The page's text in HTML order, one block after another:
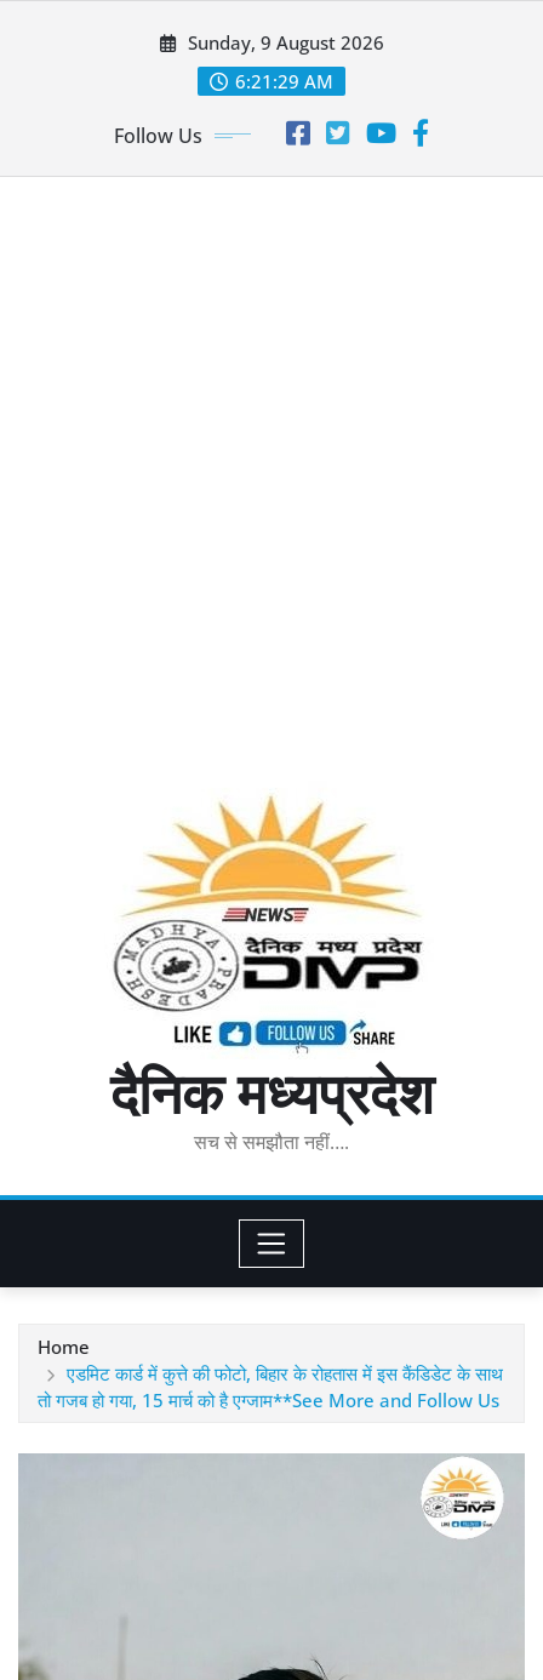
Sunday, 9 August 2026
6:21:30 AM
Follow Us
दैनिक मध्यप्रदेश
सच से समझौता नहीं….
Home
एडमिट कार्ड में कुत्ते की फोटो, बिहार के रोहतास में इस कैंडिडेट के साथ
तो गजब हो गया, 15 मार्च को है एग्जाम**See More and Follow Us